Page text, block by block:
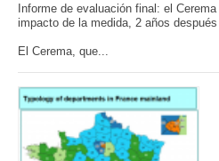
Informe de evaluación final: el
impacto de la medida, 2 años
El Cerema, que...